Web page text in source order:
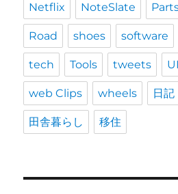
Netflix NoteSlate
Road shoes software
tech Tools tweets
web Clips wheels 日記
田舎暮らし 移住